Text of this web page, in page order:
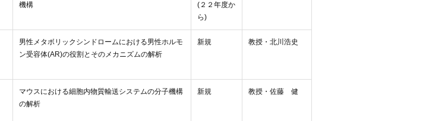
機構
(２２年度か
ら)
男性メタボリックシンドロームにおける男性ホルモ
ン受容体(AR)の役割とそのメカニズムの解析
新規 教授・北川浩史
マウスにおける細胞内物質輸送システムの分子機構
の解析
新規 教授・佐藤 健